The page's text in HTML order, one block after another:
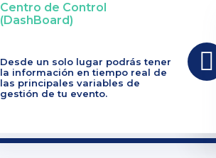
Centro de Control
(DashBoard)
Desde un solo lugar podrás tener
la información en tiempo real de
las principales variables de
gestión de tu evento.